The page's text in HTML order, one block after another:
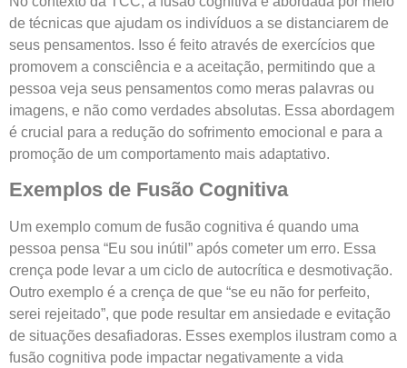
de técnicas que ajudam os indivíduos a se distanciarem de
seus pensamentos. Isso é feito através de exercícios que
promovem a consciência e a aceitação, permitindo que a
pessoa veja seus pensamentos como meras palavras ou
imagens, e não como verdades absolutas. Essa abordagem
é crucial para a redução do sofrimento emocional e para a
promoção de um comportamento mais adaptativo.
Exemplos de Fusão Cognitiva
Um exemplo comum de fusão cognitiva é quando uma
pessoa pensa “Eu sou inútil” após cometer um erro. Essa
crença pode levar a um ciclo de autocrítica e desmotivação.
Outro exemplo é a crença de que “se eu não for perfeito,
serei rejeitado”, que pode resultar em ansiedade e evitação
de situações desafiadoras. Esses exemplos ilustram como a
fusão cognitiva pode impactar negativamente a vida